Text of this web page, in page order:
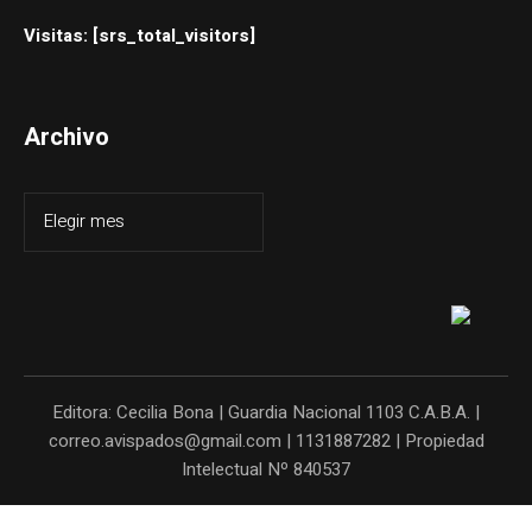
Visitas: [srs_total_visitors]
Archivo
Editora: Cecilia Bona | Guardia Nacional 1103 C.A.B.A. |
correo.avispados@gmail.com | 1131887282 | Propiedad
Intelectual Nº 840537